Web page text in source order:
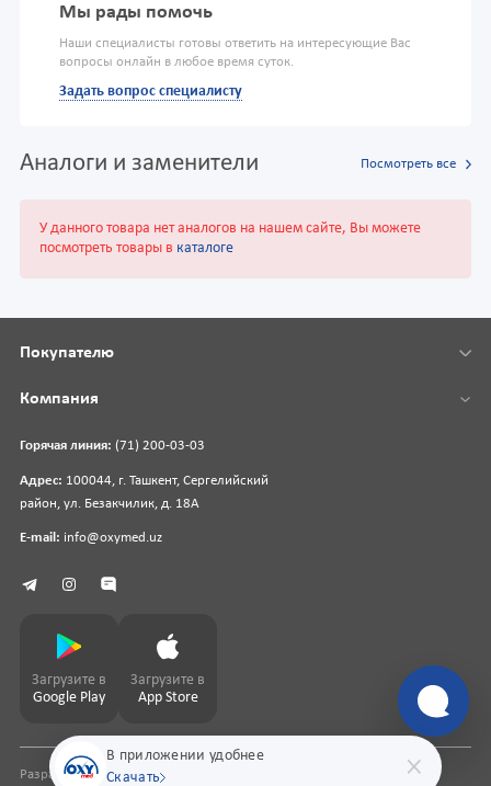
Мы рады помочь
Наши специалисты готовы ответить на интересующие Вас
вопросы онлайн в любое время суток.
Задать вопрос специалисту
Аналоги и заменители Посмотреть все
У данного товара нет аналогов на нашем сайте, Вы можете
посмотреть товары в каталоге
В приложении удобнее
Скачать
Горячая линия: (71) 200-03-03
Адрес: 100044, г. Ташкент, Сергелийский
район, ул. Безакчилик, д. 18А
E-mail: info@oxymed.uz
Покупателю
Компания
Загрузите в
Google Play
Загрузите в
App Store
Разработка сайтаpharmit.uz